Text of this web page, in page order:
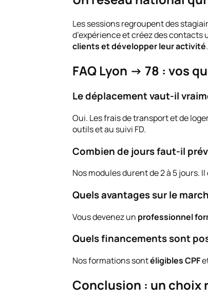
Les sessions regroupent des
d’expérience et créez des
clients et développer leur activité.
FAQ Lyon → 78 : vos
Le déplacement vaut-il
Oui. Les frais de transport et de
outils et au suivi FD.
Combien de jours faut-il
Nos modules durent de 2 à 5 jours.
Quels avantages sur le
Vous devenez un professionnel
Quels financements sont
Nos formations sontéligibles CPF
Conclusion : un choix